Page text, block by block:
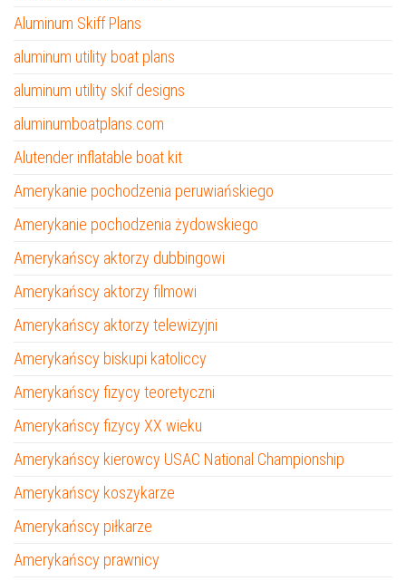
Aluminum Skiff Plans
aluminum utility boat plans
aluminum utility skif designs
aluminumboatplans.com
Alutender inflatable boat kit
Amerykanie pochodzenia peruwiańskiego
Amerykanie pochodzenia żydowskiego
Amerykańscy aktorzy dubbingowi
Amerykańscy aktorzy filmowi
Amerykańscy aktorzy telewizyjni
Amerykańscy biskupi katoliccy
Amerykańscy fizycy teoretyczni
Amerykańscy fizycy XX wieku
Amerykańscy kierowcy USAC National Championship
Amerykańscy koszykarze
Amerykańscy piłkarze
Amerykańscy prawnicy